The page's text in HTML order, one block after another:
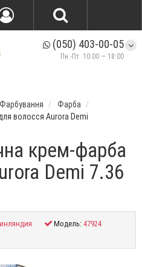
(050) 403-00-05
Пн.-Пт. 10:00 — 18:00
Фарбування
Фарба
волосся Aurora Demi
крем-фарба
Demi 7.36
Модель:47924